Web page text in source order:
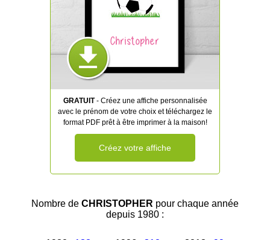
Christopher
GRATUIT- Créez une affiche personnalisée
avec le prénom de votre choix et téléchargez le
format PDF prêt à être imprimer à la maison!
Créez votre affiche
Nombre de CHRISTOPHER pour chaque année
depuis 1980 :